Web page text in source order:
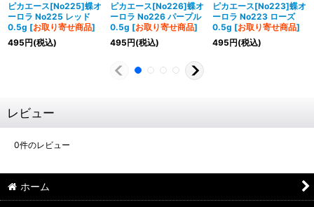
ピカエース[No225]蝶オ
ーロラ No225 レッド
0.5g [お取り寄せ商品]
495円(税込)
ピカエース[No226]蝶オ
ーロラ No226 パープル
0.5g [お取り寄せ商品]
495円(税込)
ピカエース[No223]蝶オ
ーロラ No223 ローズ
0.5g [お取り寄せ商品]
495円(税込)
レビュー
0件のレビュー
ホーム